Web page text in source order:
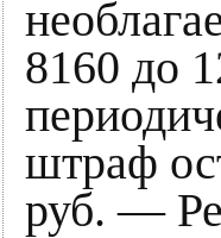
8160 до
штраф
руб. —